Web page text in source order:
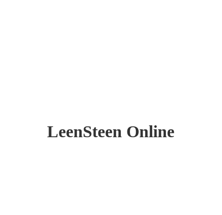
LeenSteen Online